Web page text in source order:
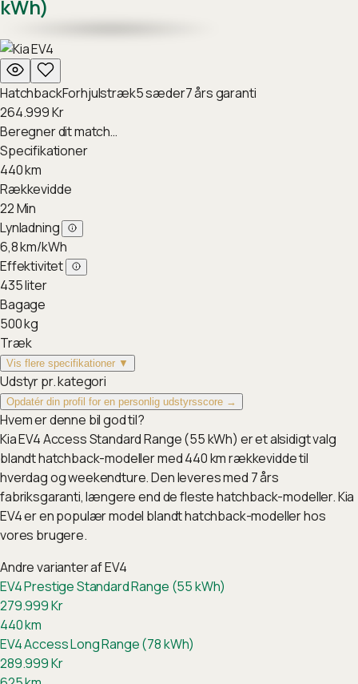
kWh)
HatchbackForhjulstræk5sæder7års garanti
264.999Kr
Beregner dit match…
Specifikationer
440km
Rækkevidde
22Min
Lynladning
6,8km/kWh
Effektivitet
435liter
Bagage
500kg
Træk
Vis flere specifikationer ▼
Udstyr pr. kategori
Opdatér din profil for en personlig udstyrsscore →
Hvem er denne bil god til?
Kia EV4 Access Standard Range (55 kWh) er et alsidigt valg
blandt hatchback-modeller med 440 km rækkevidde til
hverdag og weekendture. Den leveres med 7 års
fabriksgaranti, længere end de fleste hatchback-modeller. Kia
EV4 er en populær model blandt hatchback-modeller hos
vores brugere.
Andre varianter afEV4
EV4 Prestige Standard Range (55 kWh)
279.999Kr
440km
EV4 Access Long Range (78 kWh)
289.999Kr